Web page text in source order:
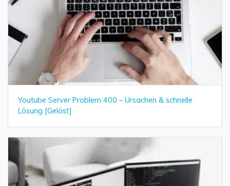
Youtube Server Problem 400 – Ursachen & schnelle
Lösung [Gelöst]